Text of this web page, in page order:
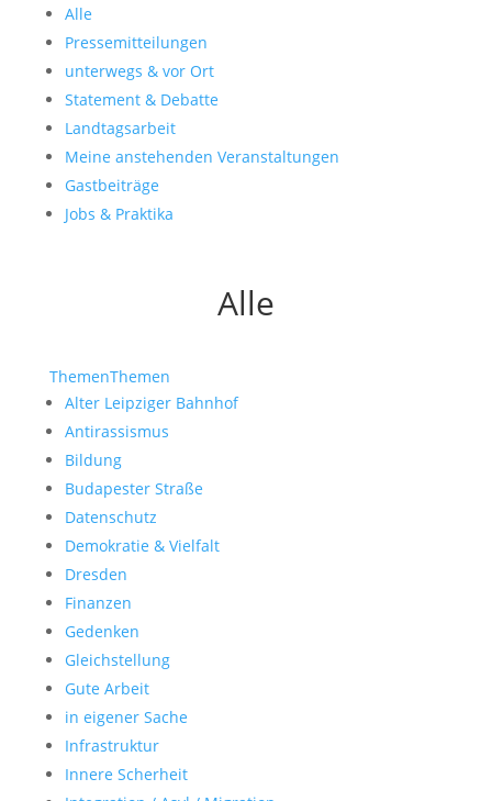
Alle
Pressemitteilungen
unterwegs & vor Ort
Statement & Debatte
Landtagsarbeit
Meine anstehenden Veranstaltungen
Gastbeiträge
Jobs & Praktika
Alle
ThemenThemen
Alter Leipziger Bahnhof
Antirassismus
Bildung
Budapester Straße
Datenschutz
Demokratie & Vielfalt
Dresden
Finanzen
Gedenken
Gleichstellung
Gute Arbeit
in eigener Sache
Infrastruktur
Innere Scherheit